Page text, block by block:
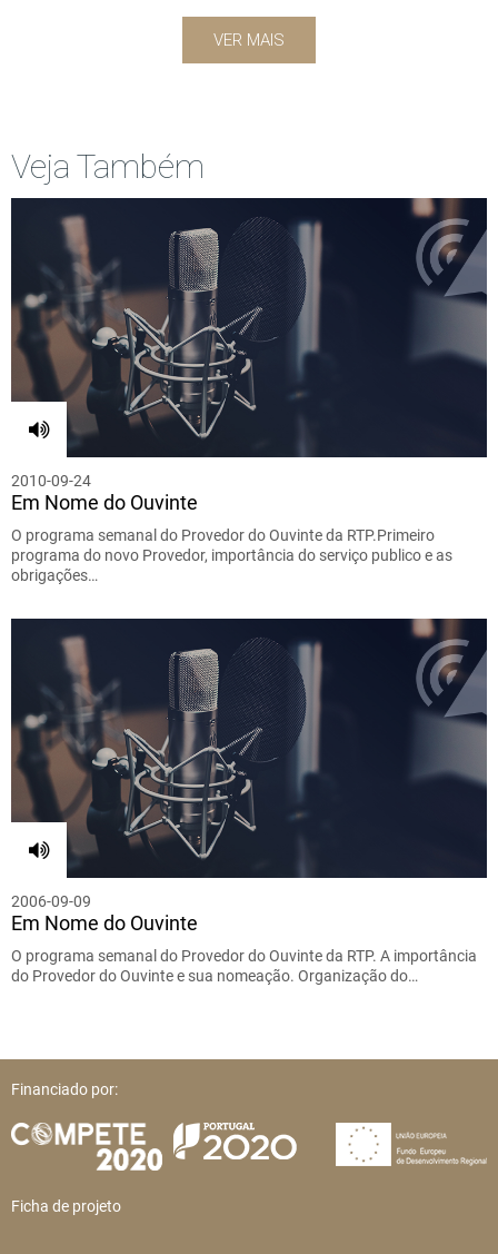
VER MAIS
Veja Também
2010-09-24
Em Nome do Ouvinte
O programa semanal do Provedor do Ouvinte da RTP.Primeiro
programa do novo Provedor, importância do serviço publico e as
obrigações…
2006-09-09
Em Nome do Ouvinte
O programa semanal do Provedor do Ouvinte da RTP. A importância
do Provedor do Ouvinte e sua nomeação. Organização do…
Financiado por:
Ficha de projeto